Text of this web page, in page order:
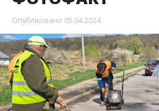
Опубліковано 05.04.2024